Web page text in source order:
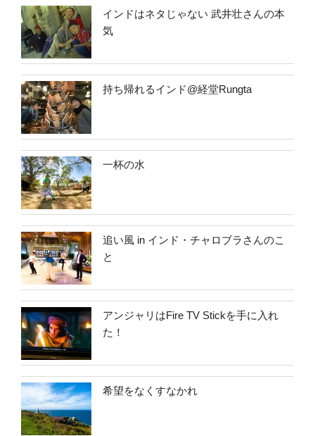
インドはネタじゃない 武井壮さんの本
気
持ち帰れるインド@経堂Rungta
一杯の水
追い風 in インド・チャロブラさんのこ
と
アンジャリはFire TV Stickを手に入れ
た！
希望をなくすなかれ